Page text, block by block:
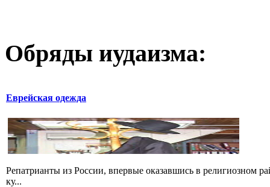
Обряды иудаизма:
Еврейская одежда
Репатрианты из России, впервые оказавшись в
ку...